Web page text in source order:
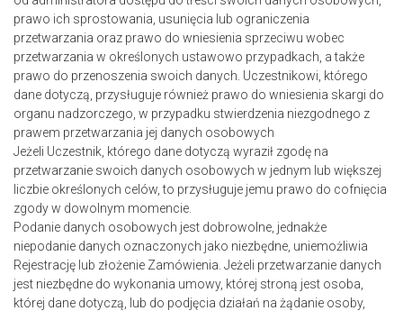
prawo ich sprostowania, usunięcia lub ograniczenia
przetwarzania oraz prawo do wniesienia sprzeciwu wobec
przetwarzania w określonych ustawowo przypadkach, a także
prawo do przenoszenia swoich danych. Uczestnikowi, którego
dane dotyczą, przysługuje również prawo do wniesienia skargi do
organu nadzorczego, w przypadku stwierdzenia niezgodnego z
prawem przetwarzania jej danych osobowych
Jeżeli Uczestnik, którego dane dotyczą wyraził zgodę na
przetwarzanie swoich danych osobowych w jednym lub większej
liczbie określonych celów, to przysługuje jemu prawo do cofnięcia
zgody w dowolnym momencie.
Podanie danych osobowych jest dobrowolne, jednakże
niepodanie danych oznaczonych jako niezbędne, uniemożliwia
Rejestrację lub złożenie Zamówienia. Jeżeli przetwarzanie danych
jest niezbędne do wykonania umowy, której stroną jest osoba,
której dane dotyczą, lub do podjęcia działań na żądanie osoby,